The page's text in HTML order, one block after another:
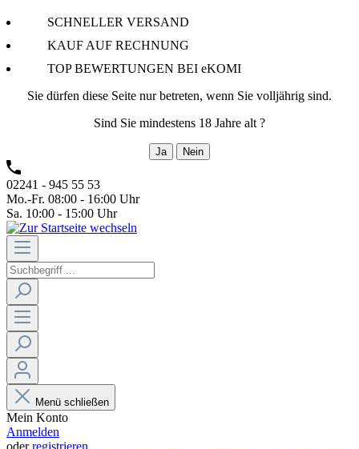
SCHNELLER VERSAND
KAUF AUF RECHNUNG
TOP BEWERTUNGEN BEI eKOMI
Sie dürfen diese Seite nur betreten, wenn Sie volljährig sind.
Sind Sie mindestens 18 Jahre alt ?
Ja Nein
02241 - 945 55 53
Mo.-Fr. 08:00 - 16:00 Uhr
Sa. 10:00 - 15:00 Uhr
Menü schließen
Mein Konto
Anmelden
oderregistrieren